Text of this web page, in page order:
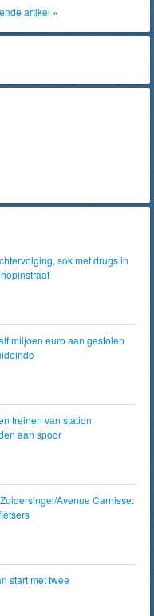
artikel »
sok met drugs in
miljoen euro aan gestolen
treinen van station
aan spoor
Avenue Carnisse:
start met twee